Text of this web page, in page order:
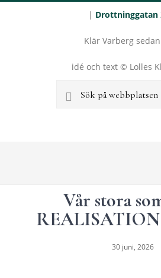
| Drottninggatan
Klär Varberg
idé och text © Lolles
Sök
Vår stora
REALISATION
30 juni, 2026